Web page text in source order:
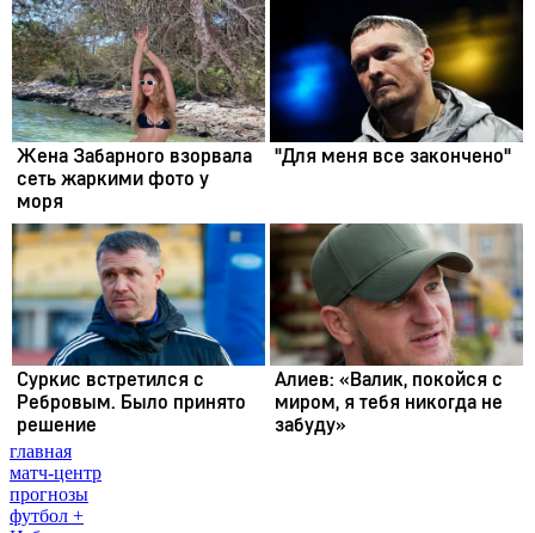
главная
матч-центр
прогнозы
футбол +